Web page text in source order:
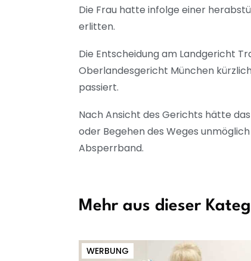
Die Frau hatte infolge einer
erlitten.
Die Entscheidung am Landgericht
Oberlandesgericht München
passiert.
Nach Ansicht des Gerichts hätte
oder Begehen des Weges
Absperrband.
Mehr aus dieser
WERBUNG